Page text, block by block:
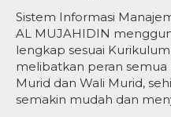
Sistem Informasi
AL MUJAHIDIN
lengkap sesuai
melibatkan peran semua
Murid dan Wali Murid,
semakin mudah dan